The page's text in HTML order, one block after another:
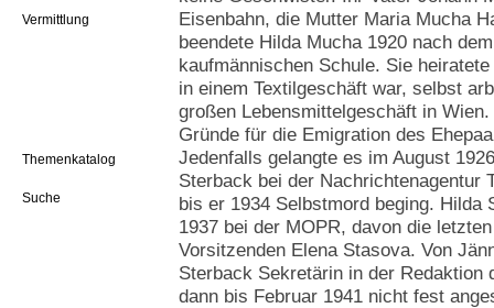
Vermittlung
Themenkatalog
Suche
Eisenbahn, die Mutter Maria Mucha
beendete Hilda Mucha 1920 nach
kaufmännischen Schule. Sie
in einem Textilgeschäft war, selbst
großen Lebensmittelgeschäft in
Gründe für die Emigration des
Jedenfalls gelangte es im August
Sterback bei der Nachrichtenagentur
bis er 1934 Selbstmord beging. Hilda
1937 bei der MOPR, davon die
Vorsitzenden Elena Stasova. Von
Sterback Sekretärin in der Redaktion
dann bis Februar 1941 nicht fest